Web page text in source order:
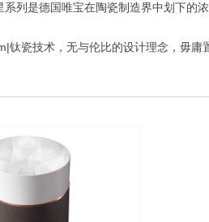
列是德国唯宝在陶瓷制造界中划下的浓
钛瓷技术，无与伦比的设计理念，毋庸